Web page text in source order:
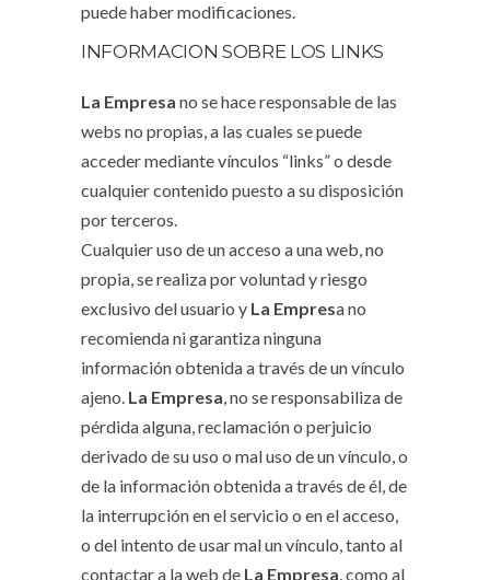
puede haber modificaciones.
INFORMACION SOBRE LOS LINKS
La Empresa no se hace responsable de las
webs no propias, a las cuales se puede
acceder mediante vínculos “links” o desde
cualquier contenido puesto a su disposición
por terceros.
Cualquier uso de un acceso a una web, no
propia, se realiza por voluntad y riesgo
exclusivo del usuario y La Empresa no
recomienda ni garantiza ninguna
información obtenida a través de un vínculo
ajeno. La Empresa, no se responsabiliza de
pérdida alguna, reclamación o perjuicio
derivado de su uso o mal uso de un vínculo, o
de la información obtenida a través de él, de
la interrupción en el servicio o en el acceso,
o del intento de usar mal un vínculo, tanto al
contactar a la web de La Empresa, como al